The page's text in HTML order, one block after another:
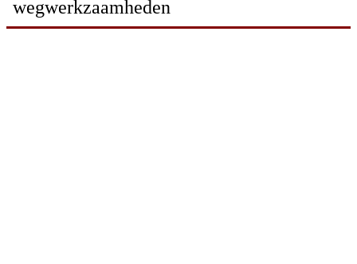
wegwerkzaamheden